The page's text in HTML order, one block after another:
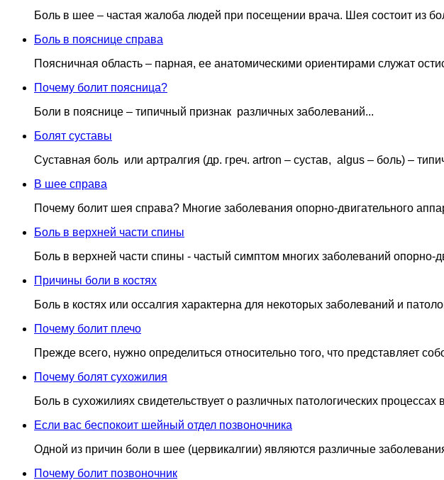
Боль в шее – частая жалоба людей при посещении врача. Шея состоит из
Боль в пояснице справа
Поясничная область – парная, ее анатомическими ориентирами служат
Почему болит поясница?
Боли в пояснице – типичный признак различных заболеваний...
Болят суставы
Суставная боль или артралгия (др. греч. artron – сустав, algus – боль) –
В шее справа
Почему болит шея справа? Многие заболевания опорно-двигательного
Боль в верхней части спины
Боль в верхней части спины - частый симптом многих заболеваний опорно-
Причины боли в костях
Боль в костях или оссалгия характерна для некоторых заболеваний и
Почему болит плечо
Прежде всего, нужно определиться относительно того, что представляет
Почему болят сухожилия
Боль в сухожилиях свидетельствует о различных патологических
Если вас беспокоит шейный отдел позвоночника
Одной из причин боли в шее (цервикалгии) являются различные
Почему болит позвоночник